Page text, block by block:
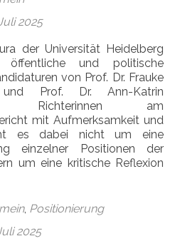
2025
der Universität Heidelberg
und politische
von Prof. Dr. Frauke
Prof. Dr. Ann-Katrin
Richterinnen am
mit Aufmerksamkeit und
es dabei nicht um eine
einzelner Positionen der
um eine kritische Reflexion
more about Stellungnahme zur
, Positionierung
2025